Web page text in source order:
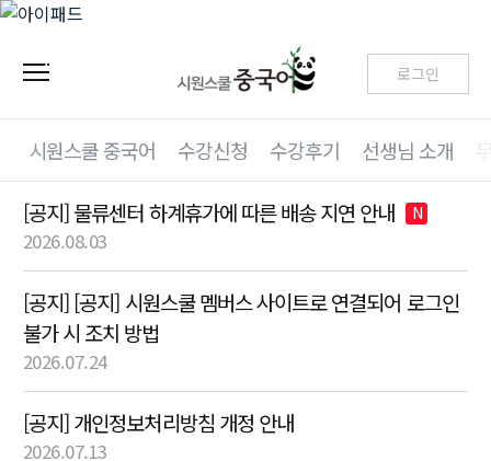
로그인
시원스쿨 중국어 수강신청 수강후기 선생님 소개
[공지] 물류센터 하계휴가에 따른 배송 지연 안내 N
2026.08.03
[공지] [공지] 시원스쿨 멤버스 사이트로 연결되어 로그인
불가 시 조치 방법
2026.07.24
[공지] 개인정보처리방침 개정 안내
2026.07.13